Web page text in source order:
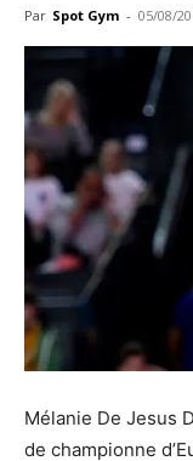
Par Spot Gym - 05/08/
Mélanie De Jesus
de championne